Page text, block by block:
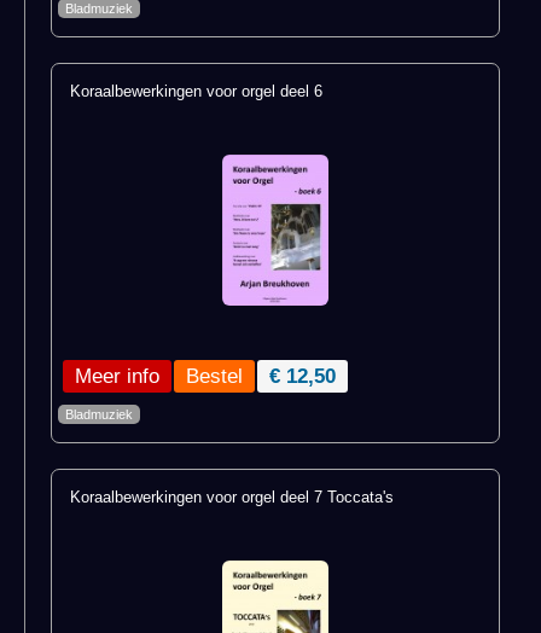
Bladmuziek
Koraalbewerkingen voor orgel deel 6
Meer info € 12,50
Bladmuziek
Koraalbewerkingen voor orgel deel 7 Toccata's